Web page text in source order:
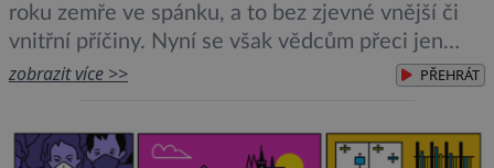
roku zemře ve spánku, a to bez zjevné vnější či
vnitřní příčiny. Nyní se však vědcům přeci jen
podařilo najít u postižených dětí anomálii, která
anglického sudden infant […]
zobrazit více >> PŘEHRÁT